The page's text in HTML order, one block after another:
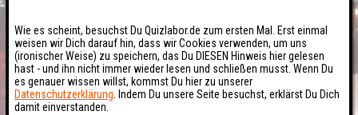
Wie es scheint, besuchst Du Quizlabor.de zum ersten Mal. Erst einmal
weisen wir Dich darauf hin, dass wir Cookies verwenden, um uns
(ironischer Weise) zu speichern, das Du DIESEN Hinweis hier gelesen
hast - und ihn nicht immer wieder lesen und schließen musst. Wenn Du
es genauer wissen willst, kommst Du hier zu unserer
Datenschutzerklärung . Indem Du unsere Seite besuchst, erklärst Du Dich
damit einverstanden.